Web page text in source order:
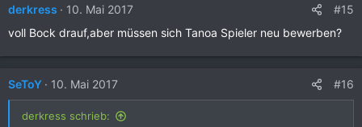
derkress 10. Mai 2017
#15
voll Bock drauf,aber müssen sich Tanoa Spieler neu bewerben?
SeToY 10. Mai 2017 #16
derkress schrieb: